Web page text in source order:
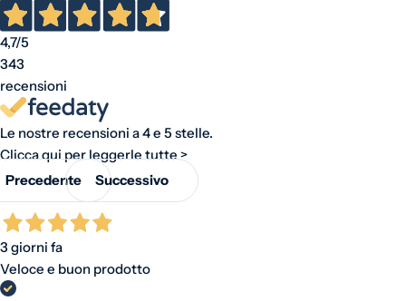
4,7/5
343
recensioni
Le nostre recensioni a 4 e 5 stelle.
Clicca qui per leggerle tutte >
Precedente
Successivo
3 giorni fa
Veloce e buon prodotto